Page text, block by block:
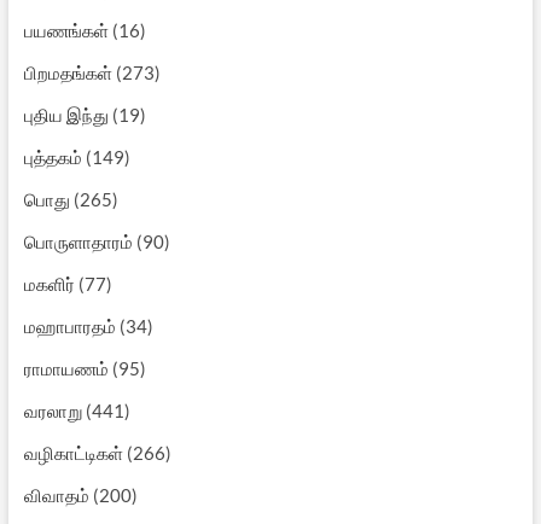
பயணங்கள்(16)
பிறமதங்கள்(273)
புதிய இந்து (19)
புத்தகம் (149)
பொது (265)
பொருளாதாரம் (90)
மகளிர் (77)
மஹாபாரதம் (34)
ராமாயணம் (95)
வரலாறு(441)
வழிகாட்டிகள்(266)
விவாதம் (200)